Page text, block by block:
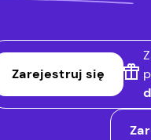
Zarejestruj się